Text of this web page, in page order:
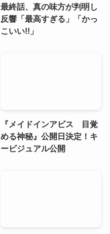
最終話、真の味方が判明し
反響「最高すぎる」「かっ
こいい!!」
『メイドインアビス 目覚
める神秘』公開日決定！キ
ービジュアル公開